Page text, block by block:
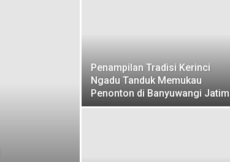
Penampilan Tradisi Kerinci
Ngadu Tanduk Memukau
Penonton di Banyuwangi Jatim